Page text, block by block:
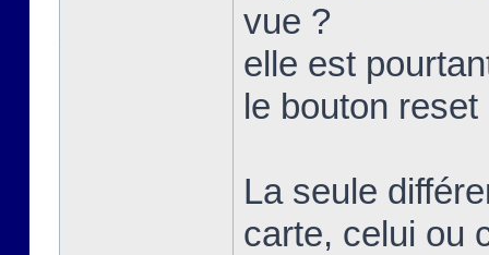
vue ?
elle est
le bouton
La seule
carte, celui ou